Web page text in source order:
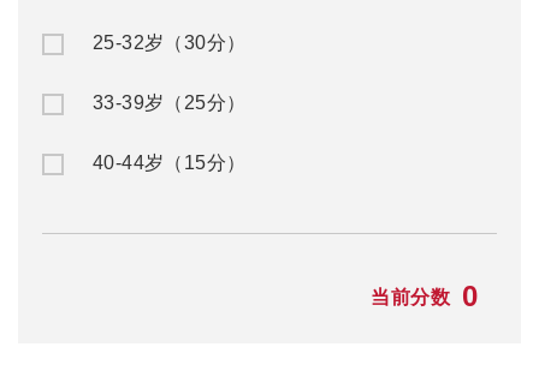
25-32岁（30分）
33-39岁（25分）
40-44岁（15分）
当前分数 0